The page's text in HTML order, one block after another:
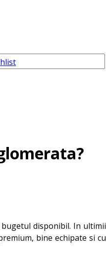
disponibil. In ultimii
bine echipate si cu